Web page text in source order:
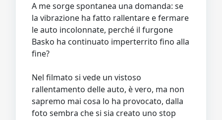
A me sorge spontanea una domanda: se
la vibrazione ha fatto rallentare e fermare
le auto incolonnate, perché il furgone
Basko ha continuato imperterrito fino alla
fine?
Nel filmato si vede un vistoso
rallentamento delle auto, è vero, ma non
sapremo mai cosa lo ha provocato, dalla
foto sembra che si sia creato uno stop